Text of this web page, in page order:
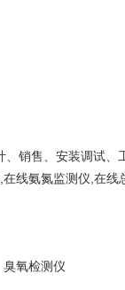
销售、安装调试
线氨氮监测仪,在线
臭氧检测仪